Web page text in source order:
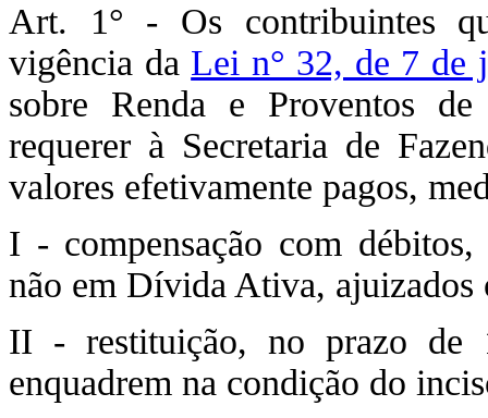
Art. 1° - Os contribuintes
vigência da Lei n° 32, de 7 de
sobre Renda e Proventos
requerer à Secretaria de
valores efetivamente pagos,
I - compensação com
não em Dívida Ativa, ajuizados
II - restituição, no prazo de
enquadrem na condição do